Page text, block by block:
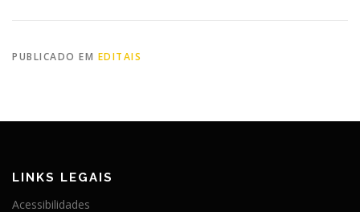
PUBLICADO EM EDITAIS
LINKS LEGAIS
Acessibilidades